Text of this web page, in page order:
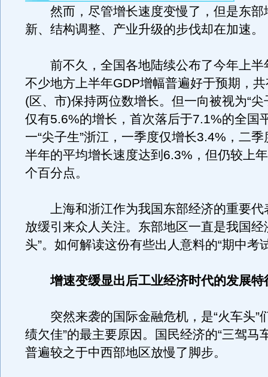
然而，尽管增长速度变慢了，但是东部
新、结构调整、产业升级的步伐却在加速。
前不久，全国各地陆续公布了今年上半
不少地方上半年GDP增幅普遍好于预期，
(区、市)保持两位数增长。但一向被视为“尖
仅有5.6%的增长，首次落后于7.1%的全国
一“尖子生”浙江，一季度仅增长3.4%，二
半年的平均增长速度达到6.3%，但仍较上
个百分点。
上海和浙江作为我国东部经济的重要代
放缓引来众人关注。东部地区一直是我国经
头”。如何解读这份有些出人意料的“期中考
增速变缓显出后工业经济时代的发展特
突然来袭的国际金融危机，是“火车头”
绩欠佳”的最主要原因。国民经济的“三驾马
普遍较之于中西部地区放慢了脚步。